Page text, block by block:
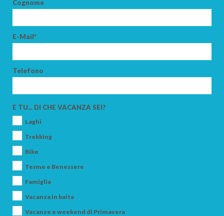
ADULTI
Cognome
E-Mail*
Telefono
E TU... DI CHE VACANZA SEI?
Laghi
Trekking
Bike
Terme e Benessere
Famiglia
Vacanza in baita
Vacanze e weekend di Primavera